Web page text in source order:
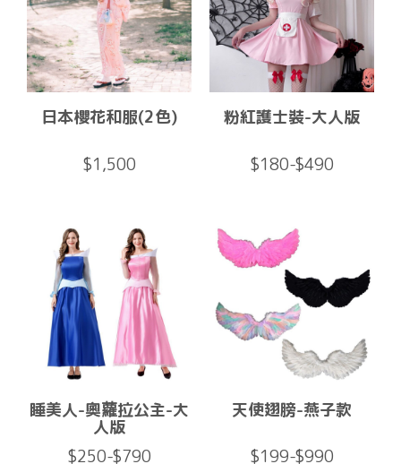
日本櫻花和服(2色)
$1,500
粉紅護士裝-大人版
$180-$490
睡美人-奧蘿拉公主-大
人版
$250-$790
天使翅膀-燕子款
$199-$990